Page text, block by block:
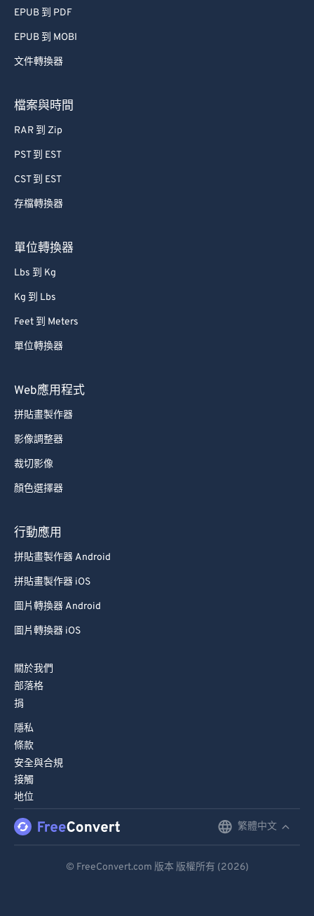
EPUB 到 PDF
EPUB 到 MOBI
文件轉換器
檔案與時間
RAR 到 Zip
PST 到 EST
CST 到 EST
存檔轉換器
單位轉換器
Lbs 到 Kg
Kg 到 Lbs
Feet 到 Meters
單位轉換器
Web應用程式
拼貼畫製作器
影像調整器
裁切影像
顏色選擇器
行動應用
拼貼畫製作器 Android
拼貼畫製作器 iOS
圖片轉換器 Android
圖片轉換器 iOS
關於我們
部落格
捐
隱私
條款
安全與合規
接觸
地位
繁體中文
© FreeConvert.com 版本 版權所有 (2026)